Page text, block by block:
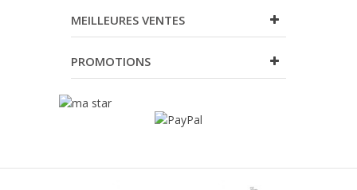
MEILLEURES VENTES
PROMOTIONS